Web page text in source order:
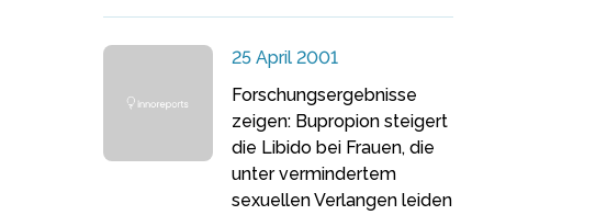
25 April 2001
Forschungsergebnisse
zeigen: Bupropion steigert
die Libido bei Frauen, die
unter vermindertem
sexuellen Verlangen leiden